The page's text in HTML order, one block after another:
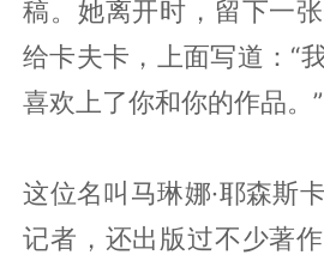
稿。她离开时，留下一
给卡夫卡，上面写道：“
喜欢上了你和你的作品。”
这位名叫马琳娜·耶森斯
记者，还出版过不少著